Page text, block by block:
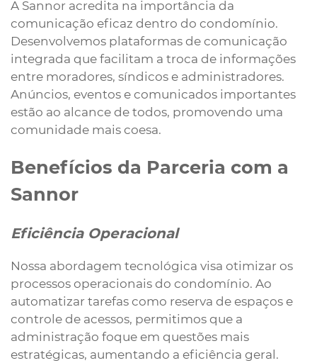
A Sannor acredita na importância da
comunicação eficaz dentro do condomínio.
Desenvolvemos plataformas de comunicação
integrada que facilitam a troca de informações
entre moradores, síndicos e administradores.
Anúncios, eventos e comunicados importantes
estão ao alcance de todos, promovendo uma
comunidade mais coesa.
Benefícios da Parceria com a
Sannor
Eficiência Operacional
Nossa abordagem tecnológica visa otimizar os
processos operacionais do condomínio. Ao
automatizar tarefas como reserva de espaços e
controle de acessos, permitimos que a
administração foque em questões mais
estratégicas, aumentando a eficiência geral.